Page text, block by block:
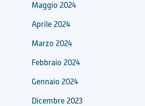
Maggio 2024
Aprile 2024
Marzo 2024
Febbraio 2024
Gennaio 2024
Dicembre 2023